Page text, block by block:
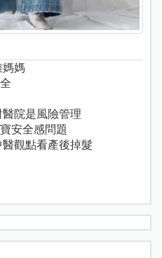
媽媽
院是風險管理
安全感問題
觀點看產後掉髮